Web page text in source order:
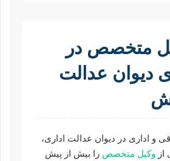
متخصص در
دیوان عدالت
و اداری در دیوان عدالت اداری،
وکیل متخصص را بیش از پیش